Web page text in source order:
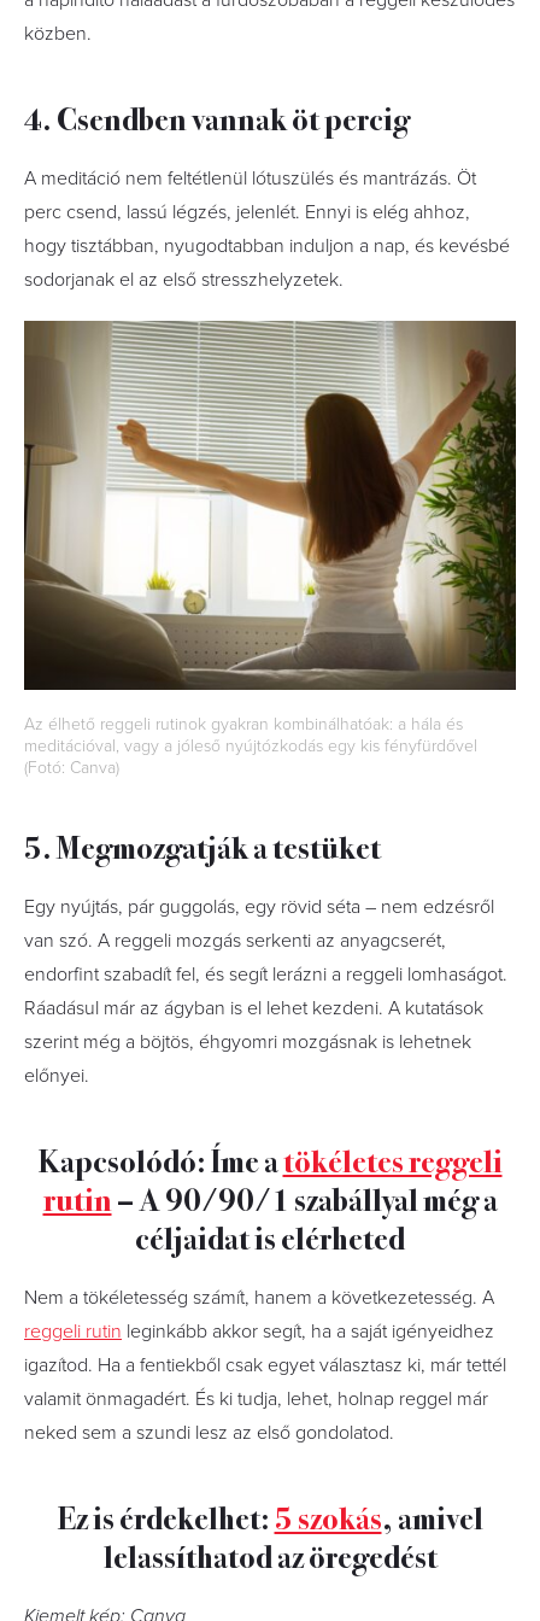
közben.
4. Csendben vannak öt percig
A meditáció nem feltétlenül lótuszülés és mantrázás. Öt
perc csend, lassú légzés, jelenlét. Ennyi is elég ahhoz,
hogy tisztábban, nyugodtabban induljon a nap, és kevésbé
sodorjanak el az első stresszhelyzetek.
Az élhető reggeli rutinok gyakran kombinálhatóak: a hála és
meditációval, vagy a jóleső nyújtózkodás egy kis fényfürdővel
(Fotó: Canva)
5. Megmozgatják a testüket
Egy nyújtás, pár guggolás, egy rövid séta – nem edzésről
van szó. A reggeli mozgás serkenti az anyagcserét,
endorfint szabadít fel, és segít lerázni a reggeli lomhaságot.
Ráadásul már az ágyban is el lehet kezdeni. A kutatások
szerint még a böjtös, éhgyomri mozgásnak is lehetnek
előnyei.
Kapcsolódó: Íme atökéletes reggeli
rutin– A 90/90/1 szabállyal még a
céljaidat is elérheted
Nem a tökéletesség számít, hanem a következetesség. A
reggeli rutin leginkább akkor segít, ha a saját igényeidhez
igazítod. Ha a fentiekből csak egyet választasz ki, már tettél
valamit önmagadért. És ki tudja, lehet, holnap reggel már
neked sem a szundi lesz az első gondolatod.
Ez is érdekelhet:5 szokás, amivel
lelassíthatod az öregedést
Kiemelt kép: Canva